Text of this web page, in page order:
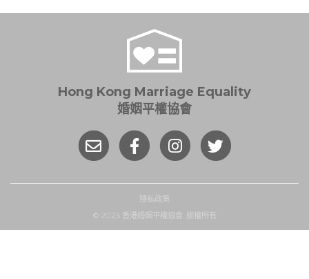
Hong Kong Marriage Equality
婚姻平權協會
隱私政策
© 2025 香港婚姻平權協會. 版權所有